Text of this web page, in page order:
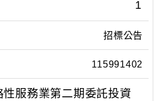
告
期
止
期
1
招標公告
115991402
性服務業第二期委託投資